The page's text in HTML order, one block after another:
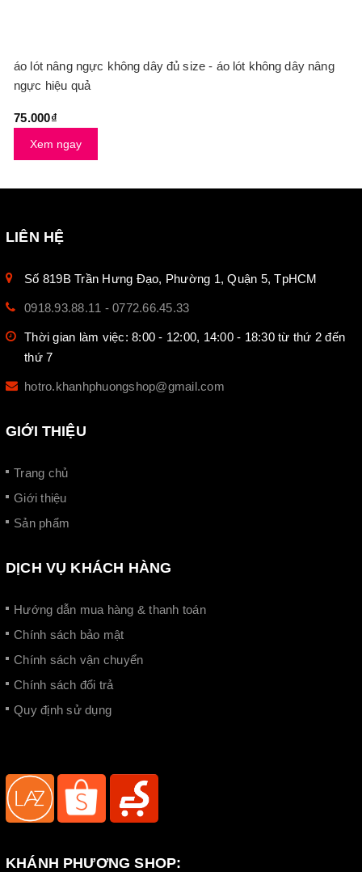
áo lót nâng ngực không dây đủ size - áo lót không dây nâng
ngực hiệu quả
75.000₫
Xem ngay
LIÊN HỆ
Số 819B Trần Hưng Đạo, Phường 1, Quận 5, TpHCM
0918.93.88.11 - 0772.66.45.33
Thời gian làm việc: 8:00 - 12:00, 14:00 - 18:30 từ thứ 2 đến
thứ 7
hotro.khanhphuongshop@gmail.com
GIỚI THIỆU
Trang chủ
Giới thiệu
Sản phẩm
DỊCH VỤ KHÁCH HÀNG
Hướng dẫn mua hàng & thanh toán
Chính sách bảo mật
Chính sách vận chuyển
Chính sách đổi trả
Quy định sử dụng
KHÁNH PHƯƠNG SHOP: